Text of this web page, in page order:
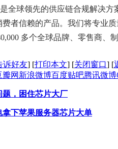
球领先的供应链合规解决方案
者信赖的产品。我们将专业
多个全球品牌、零售商、
诉好友] [打印本文] [关闭窗口] [
瓣网 新浪微博百度贴吧腾讯微博
题，困住芯片大厂
拿下苹果服务器芯片大单